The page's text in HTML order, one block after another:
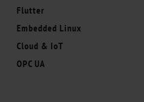
Flutter
Embedded Linux
Cloud & IoT
OPC UA